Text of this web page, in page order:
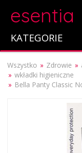
esentia
KATEGORIE
Wszystko Zdrowie
wkładki higieniczne
Bella Panty Classic